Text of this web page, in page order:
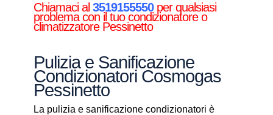
Chiamaci al 3519155550per qualsiasi
problema con il tuo condizionatore o
climatizzatore Pessinetto
Pulizia e Sanificazione
Condizionatori Cosmogas
Pessinetto
La pulizia e sanificazione condizionatori è